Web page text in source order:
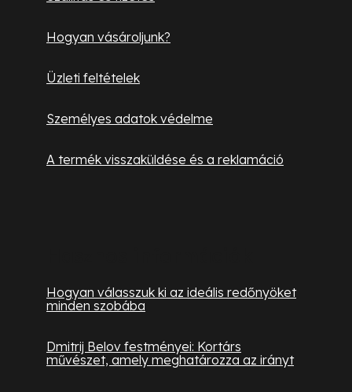
Hogyan vásároljunk?
Üzleti feltételek
Személyes adatok védelme
A termék visszaküldése és a reklamáció
Hogyan válasszuk ki az ideális redőnyöket
minden szobába
Dmitrij Belov festményei: Kortárs
művészet, amely meghatározza az irányt